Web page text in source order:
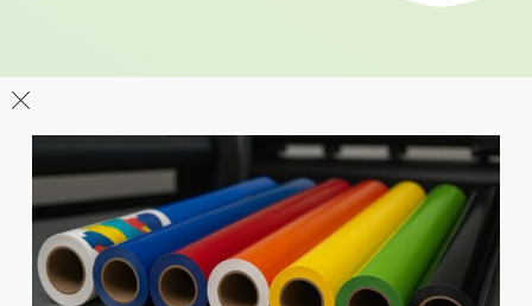
Da rigidez y acabado pro a tu
proyecto con trovicel
Síguenos en nuestras redes